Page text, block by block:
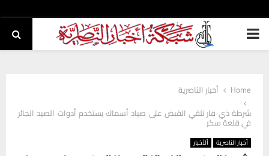
PRIMARY
Home
أخبار الناصرية
شرطة ذي قار تلقي القبض على صياد أسماك يستخدم أدوات الصيد الجائر
في قلعة سكر
أخبار الناصرية ألأخبار